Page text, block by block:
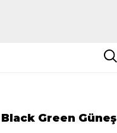
Green Güneş